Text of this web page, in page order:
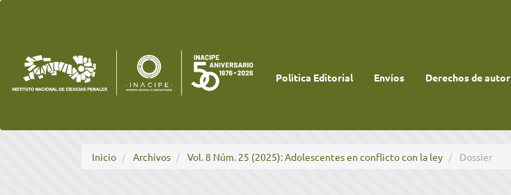
Barra
lateral
Política Editorial Envíos Derechos de autor
Inicio Archivos Vol. 8 Núm. 25 (2025): Adolescentes en conflicto con la ley Dossier